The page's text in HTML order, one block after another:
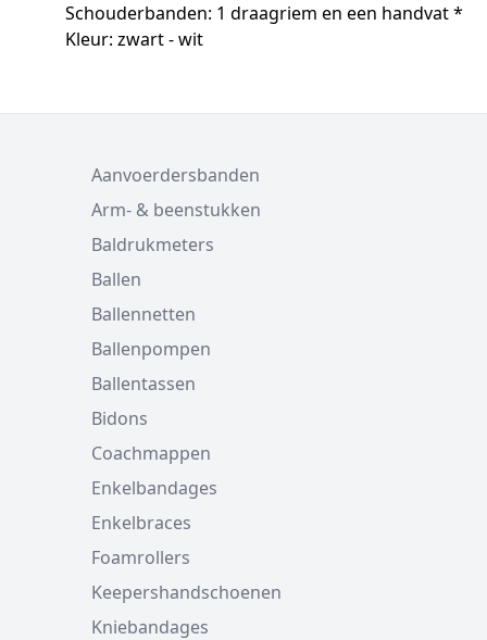
Schouderbanden: 1 draagriem en een handvat *
Kleur: zwart - wit
Aanvoerdersbanden
Arm- & beenstukken
Baldrukmeters
Ballen
Ballennetten
Ballenpompen
Ballentassen
Bidons
Coachmappen
Enkelbandages
Enkelbraces
Foamrollers
Keepershandschoenen
Kniebandages